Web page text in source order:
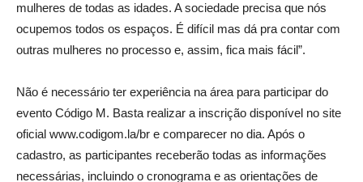
mulheres de todas as idades. A sociedade precisa que nós
ocupemos todos os espaços. É difícil mas dá pra contar com
outras mulheres no processo e, assim, fica mais fácil”.
Não é necessário ter experiência na área para participar do
evento Código M. Basta realizar a inscrição disponível no site
oficial www.codigom.la/br e comparecer no dia. Após o
cadastro, as participantes receberão todas as informações
necessárias, incluindo o cronograma e as orientações de